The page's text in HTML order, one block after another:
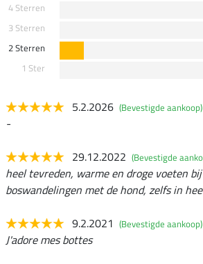
4 Sterren
3 Sterren
2 Sterren
1 Ster
5.2.2026 (Bevestigde aankoop)
-
29.12.2022 (Bevestigde
heel tevreden, warme en droge voeten
boswandelingen met de hond, zelfs in
9.2.2021 (Bevestigde aankoop)
J'adore mes bottes